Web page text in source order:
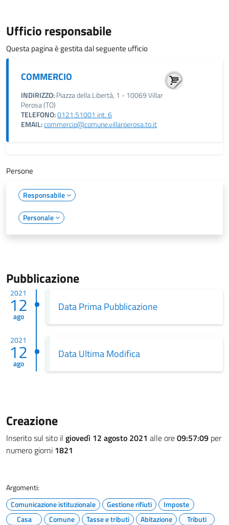
Ufficio responsabile
Questa pagina è gestita dal seguente ufficio
COMMERCIO
INDIRIZZO:Piazza della Libertà, 1 - 10069 Villar
Perosa (TO)
TELEFONO:0121.51001 int. 6
EMAIL:commercio@comune.villarperosa.to.it
Persone
Responsabile
Personale
Pubblicazione
2021
12
ago
Data Prima Pubblicazione
2021
12
ago
Data Ultima Modifica
Creazione
Inserito sul sito il giovedì 12 agosto 2021 alle ore09:57:09 per
numero giorni 1821
Argomenti:
Comunicazione istituzionale
Gestione rifiuti
Imposte
Casa
Comune Tasse e tributi Abitazione
Tributi